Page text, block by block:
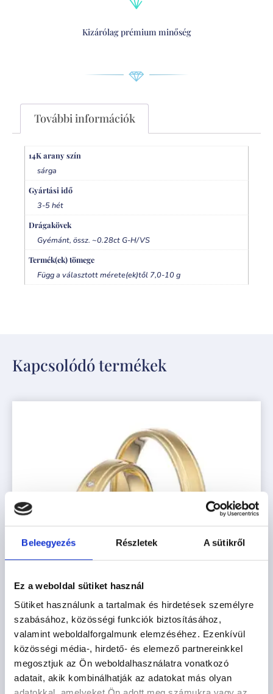
Beleegyezés Részletek A sütikről
Ez a weboldal sütiket használ
Sütiket használunk a tartalmak és hirdetések személyre
szabásához, közösségi funkciók biztosításához,
valamint weboldalforgalmunk elemzéséhez. Ezenkívül
közösségi média-, hirdető- és elemező partnereinkkel
megosztjuk az Ön weboldalhasználatra vonatkozó
adatait, akik kombinálhatják az adatokat más olyan
Kizárólag prémium minőség
További információk
14K arany szín
sárga
Gyártási idő
3-5 hét
Drágakövek
Gyémánt, össz. ~0.28ct G-H/VS
Termék(ek) tömege
Függ a választott mérete(ek)től 7,0-10 g
Kapcsolódó termékek
POZSONY
427.900 Ft-tól